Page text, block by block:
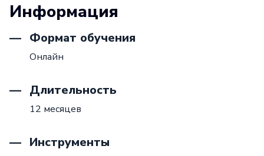
Информация
Формат обучения
Онлайн
Длительность
12 месяцев
Инструменты